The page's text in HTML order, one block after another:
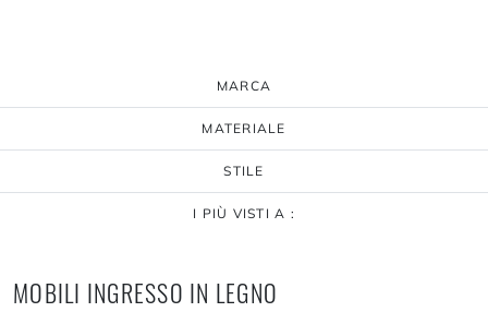
MARCA
MATERIALE
STILE
I PIÙ VISTI A :
MOBILI INGRESSO IN LEGNO